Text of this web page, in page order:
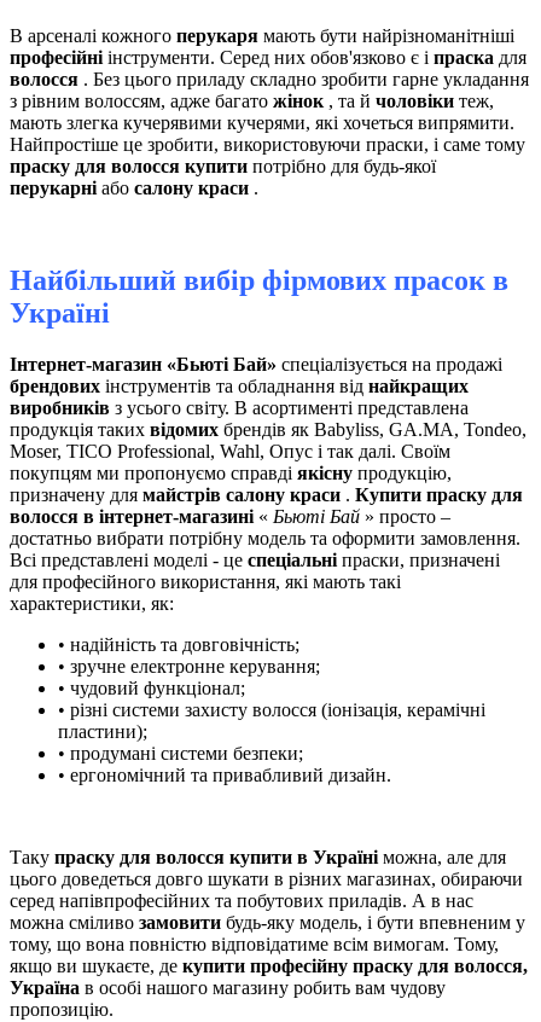
В арсеналі кожного перукаря мають бути найрізноманітніші
професійніінструменти. Серед них обов'язково є і праска для
волосся . Без цього приладу складно зробити гарне укладання
з рівним волоссям, адже багато жінок, та й чоловіки теж,
мають злегка кучерявими кучерями, які хочеться випрямити.
Найпростіше це зробити, використовуючи праски, і саме тому
праску для волосся купити потрібно для будь-якої
перукарніабо салону краси .
Найбільший вибір фірмових прасок в
Україні
Інтернет-магазин «Бьюті Бай» спеціалізується на продажі
брендових інструментів та обладнання від найкращих
виробників з усього світу. В асортименті представлена ​​
продукція таких відомих брендів як Babyliss, GA.MA, Tondeo,
Moser, TICO Professional, Wahl, Опус і так далі. Своїм
покупцям ми пропонуємо справді якісну продукцію,
призначену для майстрів салону краси . Купити праску для
волосся в інтернет-магазині « Бьюті Бай » просто –
достатньо вибрати потрібну модель та оформити замовлення.
Всі представлені моделі - це спеціальні праски, призначені
для професійного використання, які мають такі
характеристики, як:
• надійність та довговічність;
• зручне електронне керування;
• чудовий функціонал;
• різні системи захисту волосся (іонізація, керамічні
пластини);
• продумані системи безпеки;
• ергономічний та привабливий дизайн.
Таку праску для волосся купити в Україні можна, але для
цього доведеться довго шукати в різних магазинах, обираючи
серед напівпрофесійних та побутових приладів. А в нас
можна сміливо замовити будь-яку модель, і бути впевненим у
тому, що вона повністю відповідатиме всім вимогам. Тому,
якщо ви шукаєте, де купити професійну праску для волосся,
Україна в особі нашого магазину робить вам чудову
пропозицію.